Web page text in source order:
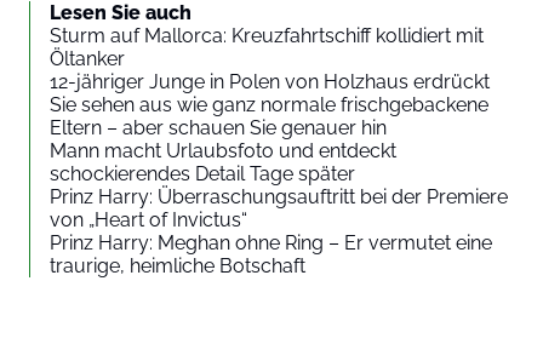
Lesen Sie auch
Sturm auf Mallorca: Kreuzfahrtschiff kollidiert mit
Öltanker
12-jähriger Junge in Polen von Holzhaus erdrückt
Sie sehen aus wie ganz normale frischgebackene
Eltern – aber schauen Sie genauer hin
Mann macht Urlaubsfoto und entdeckt
schockierendes Detail Tage später
Prinz Harry: Überraschungsauftritt bei der Premiere
von „Heart of Invictus“
Prinz Harry: Meghan ohne Ring – Er vermutet eine
traurige, heimliche Botschaft